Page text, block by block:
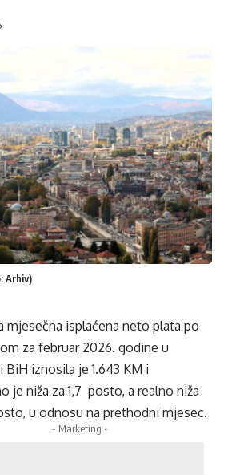
Arhiv)
mjesečna isplaćena neto plata po
za februar 2026. godine u
BiH iznosila je 1.643 KM i
je niža za 1,7 posto, a realno niža
u odnosu na prethodni mjesec.
- Marketing -